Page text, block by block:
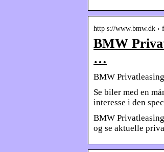
http s://www.bmw.dk ›
BMW
…
BMW
Se biler med en
interesse i den
BMW
og se aktuelle